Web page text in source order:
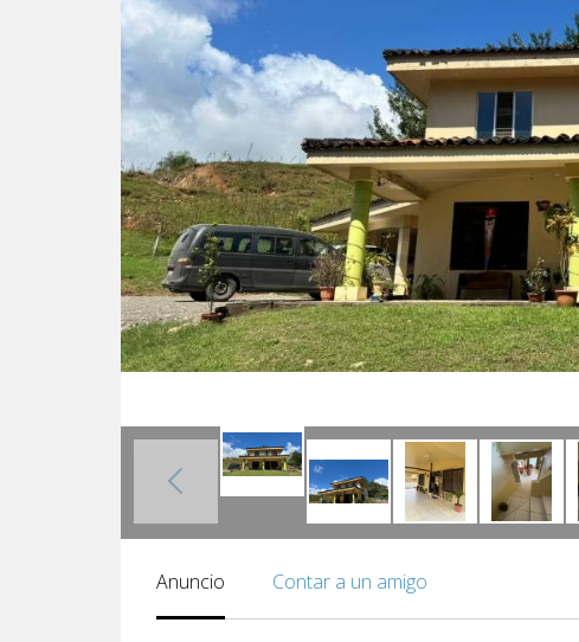
Anuncio Contar a un amigo